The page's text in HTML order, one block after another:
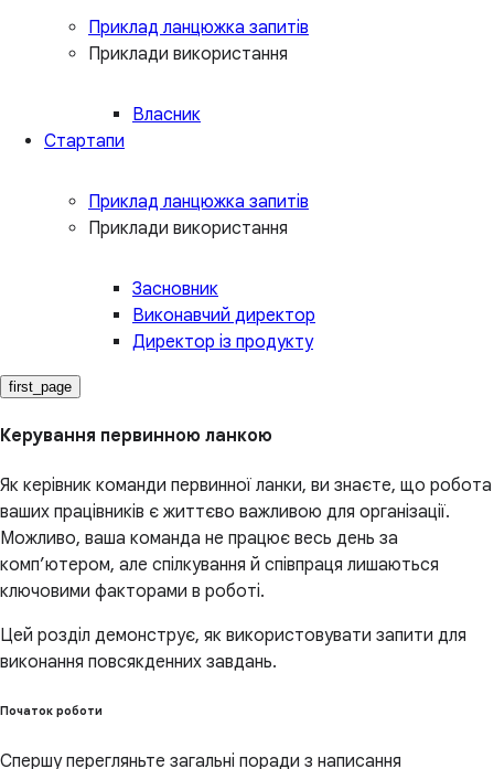
Приклад ланцюжка запитів
Приклади використання
Власник
Стартапи
Приклад ланцюжка запитів
Приклади використання
Засновник
Виконавчий директор
Директор із продукту
first_page
Керування первинною ланкою
Як керівник команди первинної ланки, ви знаєте, що робота
ваших працівників є життєво важливою для організації.
Можливо, ваша команда не працює весь день за
комп’ютером, але спілкування й співпраця лишаються
ключовими факторами в роботі.
Цей розділ демонструє, як використовувати запити для
виконання повсякденних завдань.
Початок роботи
Спершу перегляньте загальні поради з написання